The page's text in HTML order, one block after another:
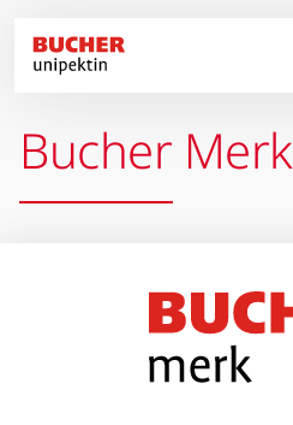
Bucher